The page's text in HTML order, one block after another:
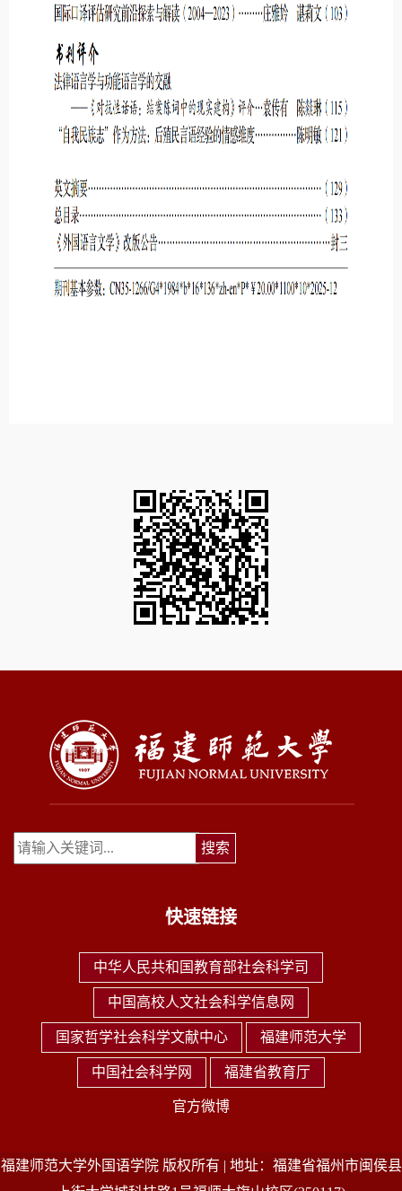
快速链接
中华人民共和国教育部社会科学司
中国高校人文社会科学信息网
国家哲学社会科学文献中心 福建师范大学
中国社会科学网 福建省教育厅
官方微博
福建师范大学外国语学院 版权所有 | 地址：福建省福州市闽侯县